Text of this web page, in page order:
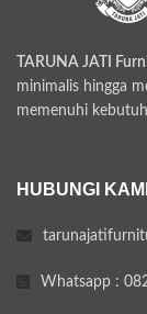
TARUNA JATI
minimalis hingga
memenuhi
HUBUNGI KAMI
Whatsapp :